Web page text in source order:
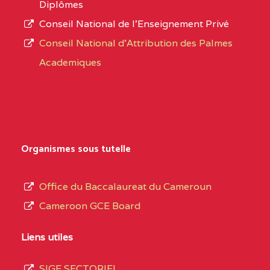
CENTRE
COLLEGE PRIVE
CENTRE
COLLEGE PRIVE LAIC
SAINT MICHEL
L’offre
d’éducation
de
du
Diplômes
Conseil National de l’Enseignement Privé
Conseil National d'Attribution des Palmes
Academiques
Organismes sous tutelle
Office du Baccalaureat du Cameroun
Cameroon GCE Board
Liens utiles